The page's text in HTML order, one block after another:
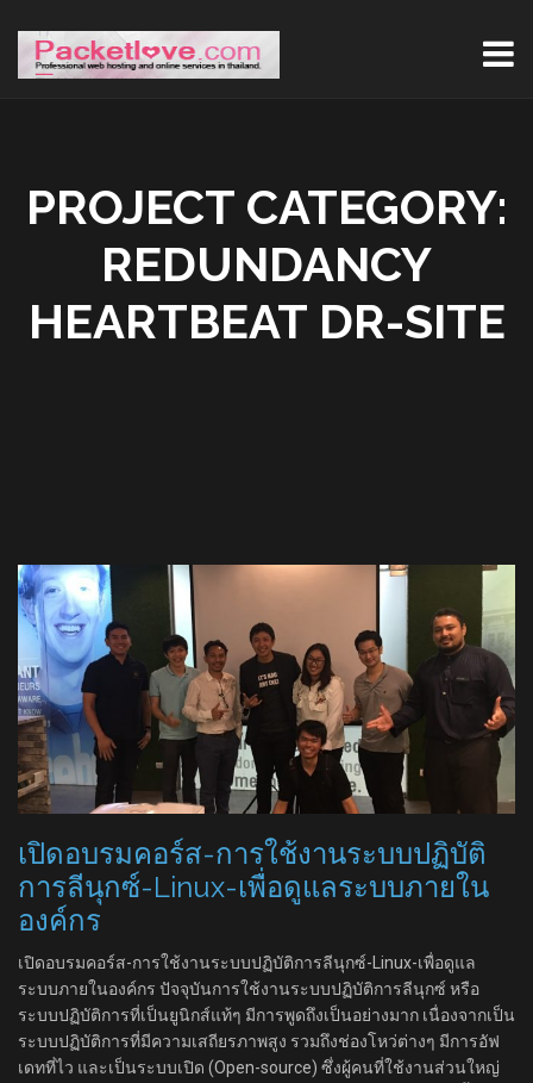
PROJECT CATEGORY:
REDUNDANCY
HEARTBEAT DR-SITE
เปิดอบรมคอร์ส-การใช้งานระบบปฏิบัติ
การลีนุกซ์-Linux-เพื่อดูแลระบบภายใน
องค์กร
เปิดอบรมคอร์ส-การใช้งานระบบปฏิบัติการลีนุกซ์-Linux-เพื่อดูแล
ระบบภายในองค์กร ปัจจุบันการใช้งานระบบปฏิบัติการลีนุกซ์ หรือ
ระบบปฏิบัติการที่เป็นยูนิกส์แท้ๆ มีการพูดถึงเป็นอย่างมาก เนื่องจากเป็น
ระบบปฏิบัติการที่มีความเสถียรภาพสูง รวมถึงช่องโหว่ต่างๆ มีการอัฟ
เดทที่ไว และเป็นระบบเปิด (Open-source) ซึ่งผู้คนที่ใช้งานส่วนใหญ่